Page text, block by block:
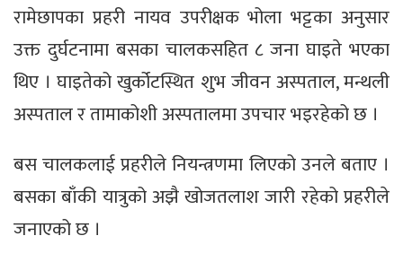
रामेछापका प्रहरी नायव उपरीक्षक भोला भट्टका अनुसार
उक्त दुर्घटनामा बसका चालकसहित ८ जना घाइते भएका
थिए । घाइतेको खुर्कोटस्थित शुभ जीवन अस्पताल, मन्थली
अस्पताल र तामाकोशी अस्पतालमा उपचार भइरहेको छ ।
बस चालकलाई प्रहरीले नियन्त्रणमा लिएको उनले बताए ।
बसका बाँकी यात्रुको अझै खोजतलाश जारी रहेको प्रहरीले
जनाएको छ ।